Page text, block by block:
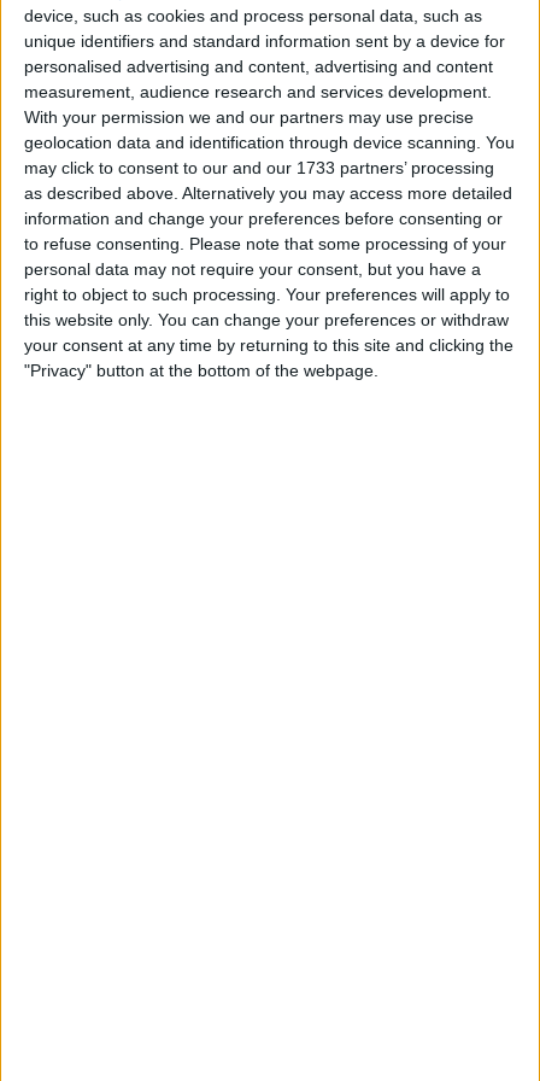
device, such as cookies and process personal data, such as
unique identifiers and standard information sent by a device for
personalised advertising and content, advertising and content
measurement, audience research and services development.
With your permission we and our partners may use precise
geolocation data and identification through device scanning. You
may click to consent to our and our 1733 partners’ processing
as described above. Alternatively you may access more detailed
information and change your preferences before consenting or
to refuse consenting.
Please note that some processing of your
personal data may not require your consent, but you have a
right to object to such processing. Your preferences will apply to
this website only. You can change your preferences or withdraw
your consent at any time by returning to this site and clicking the
"Privacy" button at the bottom of the webpage.
pour l’insertion des jeunes, tels que la santé, le logement,
le transport, et l’accès aux droits. Cette approche
multidimensionnelle garantit que les jeunes ont accès à
tous les outils nécessaires pour une insertion réussie.
Un engagement pour l’équité et la non-discrimination
L’objectif principal de la Mission locale du Roannais est
de fournir à chaque jeune un parcours personnalisé et
cohérent de formation et d’insertion. Elle s’efforce de
combattre toutes les formes de discrimination et de
promouvoir l’égalité des chances pour tous les jeunes
qu’elle accompagne, garantissant un accès juste et